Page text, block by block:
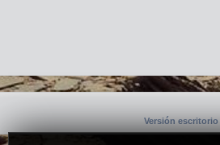
Versión escritorio